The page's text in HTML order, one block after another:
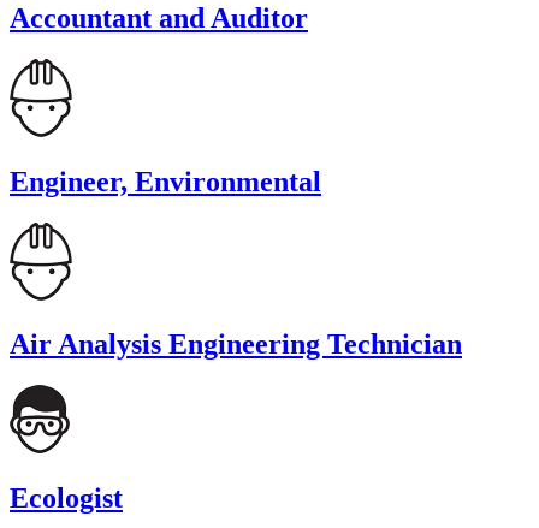
Accountant and Auditor
Engineer, Environmental
Air Analysis Engineering Technician
Ecologist